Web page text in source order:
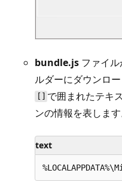
bundle.js ファイ
ルダーにダウンロ
で囲まれたテキ
ンの情報を表します
text